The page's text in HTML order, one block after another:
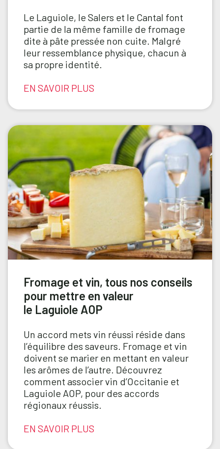
Le Laguiole, le Salers et le Cantal font
partie de la même famille de fromage
dite à pâte pressée non cuite. Malgré
leur ressemblance physique, chacun à
sa propre identité.
EN SAVOIR PLUS
Fromage et vin, tous nos conseils
pour mettre en valeur
le Laguiole AOP
Un accord mets vin réussi réside dans
l’équilibre des saveurs. Fromage et vin
doivent se marier en mettant en valeur
les arômes de l’autre. Découvrez
comment associer vin d’Occitanie et
Laguiole AOP, pour des accords
régionaux réussis.
EN SAVOIR PLUS